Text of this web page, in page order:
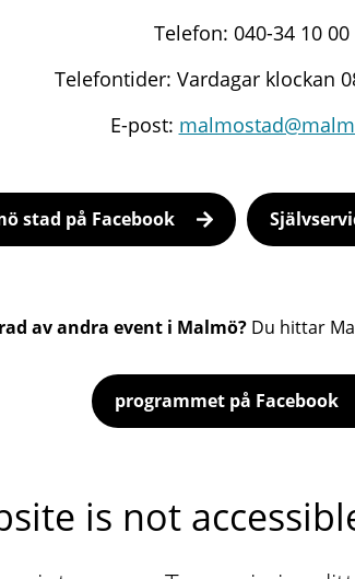
Telefon: 040-34 10 00
Telefontider: Vardagar klockan
E-post:
stad på Facebook
av andra event i Malmö? Du hittar
programmet på Facebook
is not